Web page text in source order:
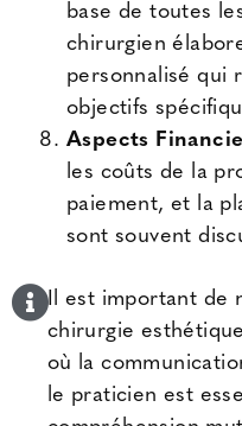
base de toutes
chirurgien
personnalisé qui
objectifs
Aspects
les coûts de la
paiement, et la
sont souvent
Il est important de
chirurgie
où la
le praticien est